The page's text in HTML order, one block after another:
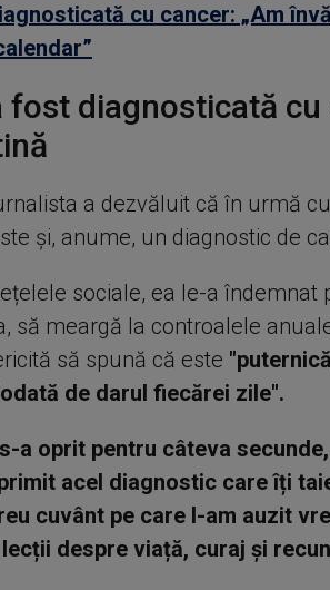
cu cancer: „Am
fost diagnosticată cu
a dezvăluit că în urmă
și, anume, un diagnostic de
sociale, ea le-a îndemnat
să meargă la controalele
să spună că este
de darul fiecărei zile".
a oprit pentru câteva
acel diagnostic care îți
cuvânt pe care l-am auzit
despre viață, curaj și